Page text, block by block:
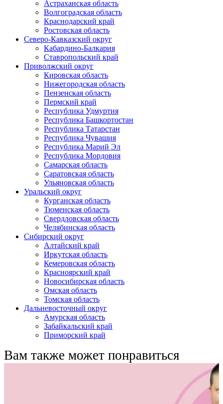
Астраханская область
Волгоградская область
Краснодарский край
Ростовская область
Северо-Кавказский округ
Кабардино-Балкария
Ставропольский край
Приволжский округ
Кировская область
Нижегородская область
Пензенская область
Пермский край
Республика Удмуртия
Республика Башкортостан
Республика Татарстан
Республика Чувашия
Республика Марий Эл
Республика Мордовия
Самарская область
Саратовская область
Ульяновская область
Уральский округ
Курганская область
Тюменская область
Свердловская область
Челябинская область
Сибирский округ
Алтайский край
Иркутская область
Кемеровская область
Красноярский край
Новосибирская область
Омская область
Томская область
Дальневосточный округ
Амурская область
Забайкальский край
Приморский край
Вам также может понравиться